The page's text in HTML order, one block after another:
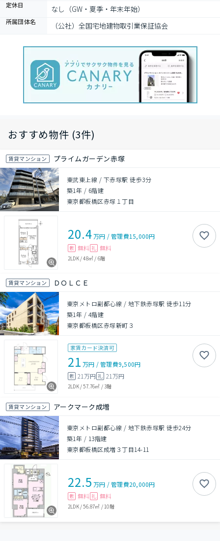
定休日 なし（GW・夏季・年末年始）
所属団体名 （公社）全国宅地建物取引業保証協会
おすすめ物件 (3件)
賃貸マンション プライムガーデン赤塚
東武東上線 / 下赤塚駅 徒歩3分
築1年 / 6階建
東京都板橋区赤塚１丁目
20.4万円 /管理費15,000円
敷 無料 礼 無料
2LDK/48㎡ / 6階
賃貸マンション ＤＯＬＣＥ
東京メトロ副都心線 / 地下鉄赤塚駅 徒歩11分
築1年 / 4階建
東京都板橋区赤塚新町３
家賃カード決済可
21 万円 /管理費9,500円
敷 21万円 礼 21万円
2LDK/57.76㎡ /3階
賃貸マンション アークマーク成増
東京メトロ副都心線 / 地下鉄赤塚駅 徒歩24分
築1年 / 13階建
東京都板橋区成増３丁目14-11
22.5 万円 /管理費20,000円
敷 無料 礼 無料
2LDK/56.87㎡ / 10階